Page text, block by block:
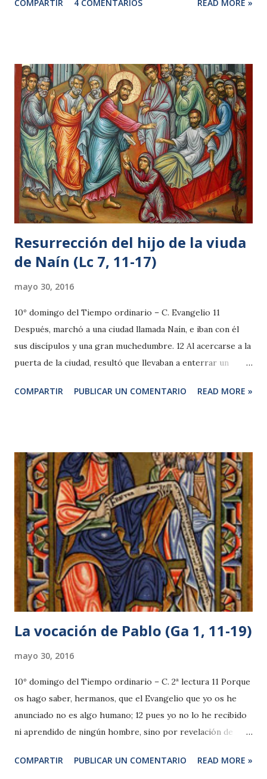
señor; te he dado la casa de Israel y de Judá; y, por si fuera
como esposa tuya y lo has matado con la espada de los
amonitas. 10 Por todo esto, por haberme despreciado y
haber tomado como esposa la mujer de Urías, el hitita, la
espada no se apartará nunca de tu casa». 13 David dijo a
Natán: —He pecado contra el Señor. Natán le respondió: —
El Señor ya ha perdonado tu pecado. No morirás. En el
párrafo anterior a éste, Natán acaba de interpelar a David
con una de las parábolas más bellas del Antiguo Testamento
provoca...
COMPARTIR 4 COMENTARIOS READ MORE »
Resurrección del hijo de la viuda
de Naín (Lc 7, 11-17)
mayo 30, 2016
10º domingo del Tiempo ordinario – C. Evangelio 11
Después, marchó a una ciudad llamada Naín, e iban con él
sus discípulos y una gran muchedumbre. 12 Al acercarse a la
puerta de la ciudad, resultó que llevaban a enterrar un
acompañaba una gran muchedumbre de la ciudad. 13 El
el que estaba muerto se incorporó y comenzó a hablar. Y se
lo entregó a su madre. 16 Y se llenaron todos de temor y
glorificaban a Dios diciendo: «Un gran profeta ha surgido
entre nosotros», y «Dios ha visitado a su pueblo». 17 Esta
opinión sobre él se divulgó por toda Judea y por todas las
regiones vecinas. A lo largo del tercer evangelio se pone
de relieve la misericordia de Dios hacia los necesitados y la
obligación que tenemos de ser misericordiosos unos con
otros (1,5...
COMPARTIR PUBLICAR UN COMENTARIO READ MORE »
La vocación de Pablo (Ga 1, 11-19)
mayo 30, 2016
10º domingo del Tiempo ordinario – C. 2ª lectura 11 Porque
os hago saber, hermanos, que el Evangelio que yo os he
anunciado no es algo humano; 12 pues yo no lo he recibido
ni aprendido de ningún hombre, sino por revelación de
en el judaísmo: cómo perseguía con saña a la Iglesia de Dios
COMPARTIR PUBLICAR UN COMENTARIO READ MORE »